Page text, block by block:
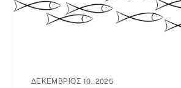
ΔΕΚΈΜΒΡΙΟΣ 10, 2025